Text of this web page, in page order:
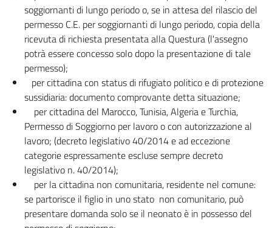
soggiornanti di lungo periodo o, se in attesa del rilascio del
permesso C.E. per soggiornanti di lungo periodo, copia della
ricevuta di richiesta presentata alla Questura (l'assegno
potrà essere concesso solo dopo la presentazione di tale
permesso);
per cittadina con status di rifugiato politico e di protezione
sussidiaria: documento comprovante detta situazione;
per cittadina del Marocco, Tunisia, Algeria e Turchia,
Permesso di Soggiorno per lavoro o con autorizzazione al
lavoro; (decreto legislativo 40/2014 e ad eccezione
categorie espressamente escluse sempre decreto
legislativo n. 40/2014);
per la cittadina non comunitaria, residente nel comune:
se partorisce il figlio in uno stato non comunitario, può
presentare domanda solo se il neonato è in possesso del